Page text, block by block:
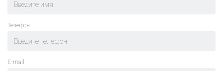
Телефон
E-mail